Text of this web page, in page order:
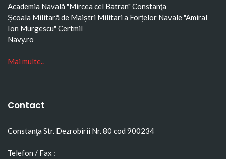
Academia Navală "Mircea cel Batran" Constanţa
Școala Militară de Maiștri Militari a Forțelor Navale "Amiral
Ion Murgescu" Certmil
Navy.ro
Mai multe..
Contact
Constanţa Str. Dezrobirii Nr. 80 cod 900234
Telefon / Fax :